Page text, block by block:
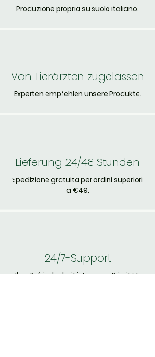
Produzione propria su suolo italiano.
Von Tierärzten zugelassen
Experten empfehlen unsere Produkte.
Lieferung 24/48 Stunden
Spedizione gratuita per ordini superiori
a €49.
24/7-Support
Ihre Zufriedenheit ist unsere Priorität.